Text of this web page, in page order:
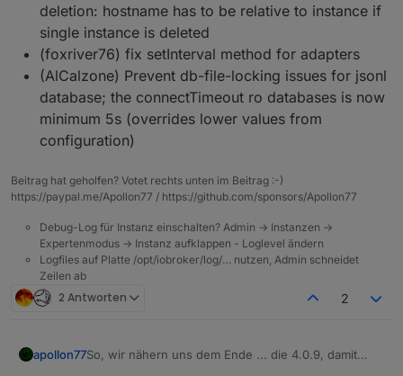
deletion: hostname has to be relative to instance if
single instance is deleted
(foxriver76) fix setInterval method for adapters
(AlCalzone) Prevent db-file-locking issues for jsonl
database; the connectTimeout ro databases is now
minimum 5s (overrides lower values from
configuration)
Beitrag hat geholfen? Votet rechts unten im Beitrag :-)
https://paypal.me/Apollon77 / https://github.com/sponsors/Apollon77
Debug-Log für Instanz einschalten? Admin -> Instanzen ->
Expertenmodus -> Instanz aufklappen - Loglevel ändern
Logfiles auf Platte /opt/iobroker/log/… nutzen, Admin schneidet
Zeilen ab
2 Antworten 2
apollon77So, wir nähern uns dem Ende ... die 4.0.9, damit